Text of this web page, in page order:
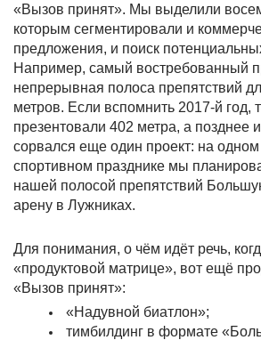
«Вызов принят». Мы выделили
которым сегментировали и
предложения, и поиск
Например, самый востребованный
непрерывная полоса препятствий
метров. Если вспомнить 2017-й год,
презентовали 402 метра, а позднее
сорвался еще один проект: на
спортивном празднике мы
нашей полосой препятствий
арену в Лужниках.
Для понимания, о чём идёт речь,
«продуктовой матрице», вот ещё
«Вызов принят»:
«Надувной биатлон»;
тимбилдинг в формате